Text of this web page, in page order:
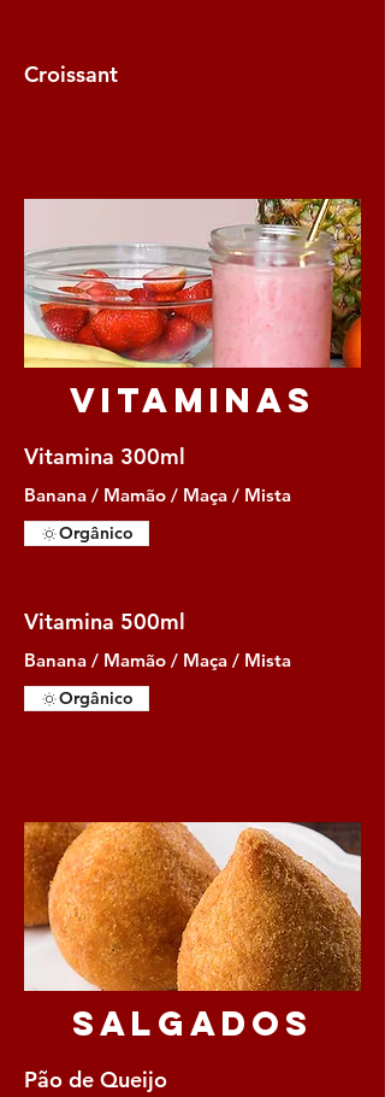
Croissant
Vitaminas
Vitamina 300ml
Banana / Mamão / Maça / Mista
Orgânico
Vitamina 500ml
Banana / Mamão / Maça / Mista
Orgânico
Salgados
Pão de Queijo